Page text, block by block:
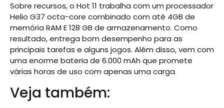
Sobre recursos, o Hot 11 trabalha com um processador
Helio G37 octa-core combinado com até 4GB de
memória RAM E 128 GB de armazenamento. Como
resultado, entrega bom desempenho para as
principais tarefas e alguns jogos. Além disso, vem com
uma enorme bateria de 6.000 mAh que promete
várias horas de uso com apenas uma carga.
Veja também: